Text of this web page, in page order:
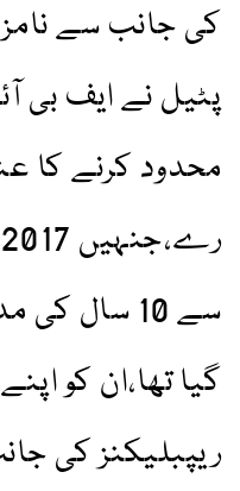
کی جانب سے
پٹیل نے ایف بی
محدود کرنے کا
سے 10 سال
گیا تھا،ان کو
ریپبلیکنز کی